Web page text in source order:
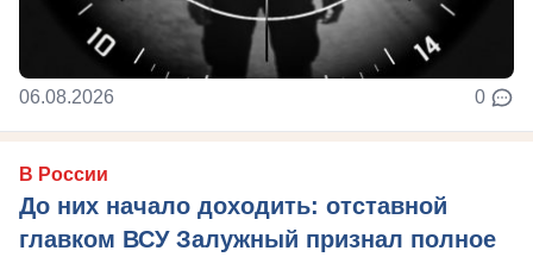
06.08.2026 0
В России
До них начало доходить: отставной
главком ВСУ Залужный признал полное